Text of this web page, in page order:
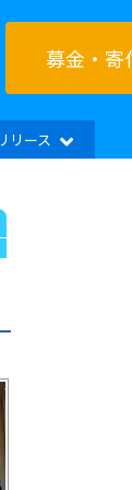
募金・寄
リース